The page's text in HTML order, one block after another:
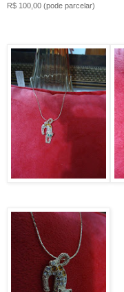
R$ 100,00 (pode parcelar)